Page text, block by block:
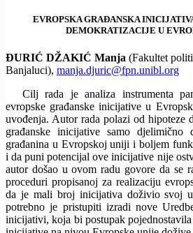
EVROPSKA GRAĐANSKA
DEMOKRATIZACIJE U
ĐURIĆ DŽAKIĆ Manja (Fakultet
Banjaluci), manja.djuric@fpn.unibl.org
Cilj rada je analiza instrumenta
evropske građanske inicijative u
uvođenja. Autor rada polazi od hipoteze
građanske inicijative samo djelimično
građanina u Evropskoj uniji i boljem
i da puni potencijal ove inicijative nije
autor došao u ovom radu govore da se
proceduri propisanoj za realizaciju
da je mali broj inicijativa doživio svoj
potrebno je pristupiti izradi nove
inicijativi, koja bi postupak